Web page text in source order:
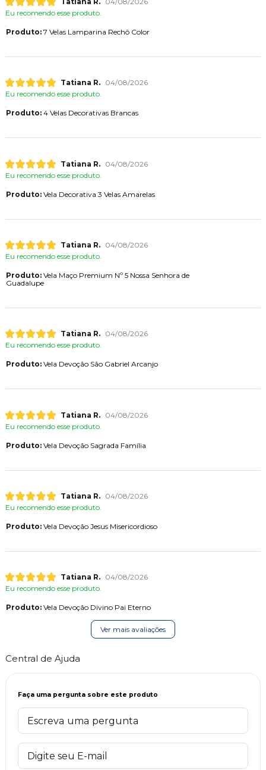
Eu recomendo esse produto.
Produto:7 Velas Lamparina Rechô Color
Tatiana R.
04/08/2026
Eu recomendo esse produto.
Produto:4 Velas Decorativas Brancas
Tatiana R.
04/08/2026
Eu recomendo esse produto.
Produto:Vela Decorativa 3 Velas Amarelas
Tatiana R.
04/08/2026
Eu recomendo esse produto.
Produto:Vela Maço Premium Nº 5 Nossa Senhora de
Guadalupe
Tatiana R.
04/08/2026
Eu recomendo esse produto.
Produto:Vela Devoção São Gabriel Arcanjo
Tatiana R.
04/08/2026
Eu recomendo esse produto.
Produto:Vela Devoção Sagrada Família
Tatiana R.
04/08/2026
Eu recomendo esse produto.
Produto:Vela Devoção Jesus Misericordioso
Tatiana R.
04/08/2026
Eu recomendo esse produto.
Produto:Vela Devoção Divino Pai Eterno
Ver mais avaliações
Central de Ajuda
Faça uma pergunta sobre este produto